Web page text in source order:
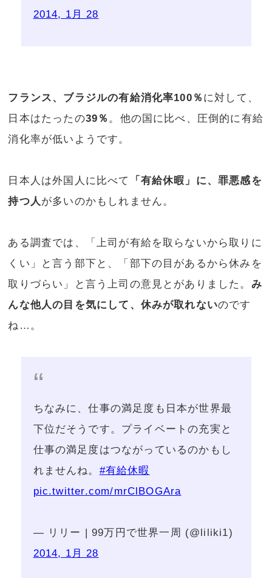
2014, 1月 28
フランス、ブラジルの有給消化率100％ に対して、
日本はたったの39％ 。他の国に比べ、圧倒的に有給
消化率が低いようです。
日本人は外国人に比べて
「有給休暇」に、罪悪感を
持つ人 が多いのかもしれません。
ある調査では、「上司が有給を取らないから取りに
くい」と言う部下と、「部下の目があるから休みを
取りづらい」と言う上司の意見とがありました。 み
んな他人の目を気にして、休みが取れないのです
ね…。
ちなみに、仕事の満足度も日本が世界最
下位だそうです。プライベートの充実と
仕事の満足度はつながっているのかもし
れませんね。 #有給休暇
pic.twitter.com/mrClBOGAra
— リリー | 99万円で世界一周 (@liliki1)
2014, 1月 28